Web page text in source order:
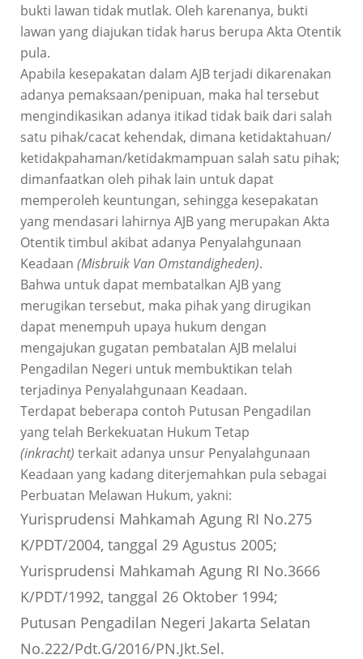
bukti lawan tidak mutlak. Oleh karenanya, bukti
lawan yang diajukan tidak harus berupa Akta Otentik
pula.
Apabila kesepakatan dalam AJB terjadi dikarenakan
adanya pemaksaan/penipuan, maka hal tersebut
mengindikasikan adanya itikad tidak baik dari salah
satu pihak/cacat kehendak, dimana ketidaktahuan/
ketidakpahaman/ketidakmampuan salah satu pihak;
dimanfaatkan oleh pihak lain untuk dapat
memperoleh keuntungan, sehingga kesepakatan
yang mendasari lahirnya AJB yang merupakan Akta
Otentik timbul akibat adanya Penyalahgunaan
Keadaan (Misbruik Van Omstandigheden).
Bahwa untuk dapat membatalkan AJB yang
merugikan tersebut, maka pihak yang dirugikan
dapat menempuh upaya hukum dengan
mengajukan gugatan pembatalan AJB melalui
Pengadilan Negeri untuk membuktikan telah
terjadinya Penyalahgunaan Keadaan.
Terdapat beberapa contoh Putusan Pengadilan
yang telah Berkekuatan Hukum Tetap
(inkracht) terkait adanya unsur Penyalahgunaan
Keadaan yang kadang diterjemahkan pula sebagai
Perbuatan Melawan Hukum, yakni:
Yurisprudensi Mahkamah Agung RI No.275
K/PDT/2004, tanggal 29 Agustus 2005;
Yurisprudensi Mahkamah Agung RI No.3666
K/PDT/1992, tanggal 26 Oktober 1994;
Putusan Pengadilan Negeri Jakarta Selatan
No.222/Pdt.G/2016/PN.Jkt.Sel.